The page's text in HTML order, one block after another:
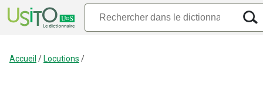
Accueil /Locutions /